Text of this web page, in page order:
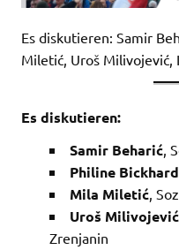
Es diskutieren: Samir
Miletić, Uroš Milivojević,
Es diskutieren:
Samir Beharić,
Philine
Mila Miletić,
Uroš Milivojević
Zrenjanin